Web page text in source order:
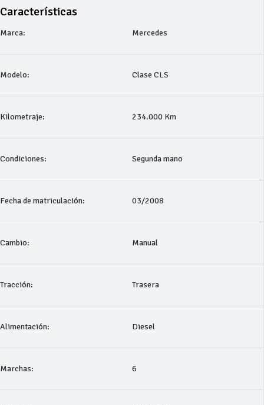
Características
Marca: Mercedes
Modelo: Clase CLS
Kilometraje: 234.000 Km
Condiciones: Segunda mano
Fecha de matriculación: 03/2008
Cambio: Manual
Tracción: Trasera
Alimentación: Diesel
Marchas: 6